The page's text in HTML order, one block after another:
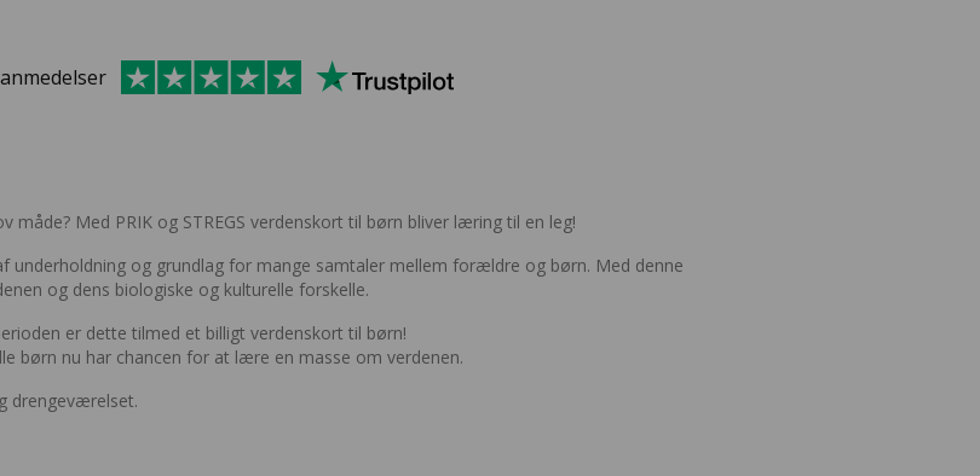
Med PRIK og STREGS verdenskort til børn bliver læring til en leg!
underholdning og grundlag for mange samtaler mellem forældre og børn. Med denne
og dens biologiske og kulturelle forskelle.
er dette tilmed et billigt verdenskort til børn!
børn nu har chancen for at lære en masse om verdenen.
drengeværelset.